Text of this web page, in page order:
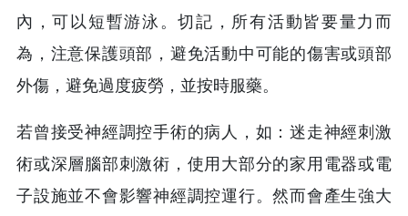
內，可以短暫游泳。切記，所有活動皆要量力而
為，注意保護頭部，避免活動中可能的傷害或頭部
外傷，避免過度疲勞，並按時服藥。
若曾接受神經調控手術的病人，如：迷走神經刺激
術或深層腦部刺激術，使用大部分的家用電器或電
子設施並不會影響神經調控運行。然而會產生強大